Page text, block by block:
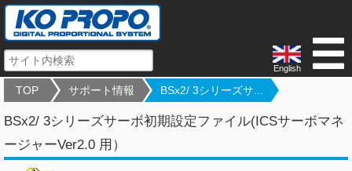
English
TOP サポート情報 BSx2/ 3シリーズサ...
BSx2/ 3シリーズサーボ初期設定ファイル(ICSサーボマネ
ージャーVer2.0 用）